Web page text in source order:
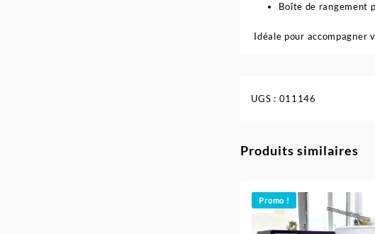
Boîte de rangement
Idéale pour
UGS : 011146
Produits similaires
Promo !